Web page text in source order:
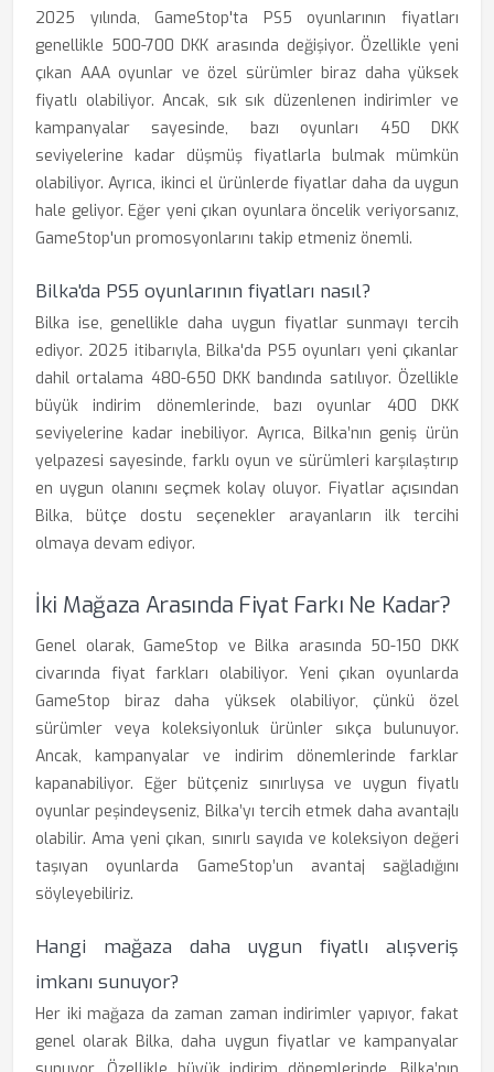
2025 yılında, GameStop'ta PS5 oyunlarının fiyatları
genellikle 500-700 DKK arasında değişiyor. Özellikle yeni
çıkan AAA oyunlar ve özel sürümler biraz daha yüksek
fiyatlı olabiliyor. Ancak, sık sık düzenlenen indirimler ve
kampanyalar sayesinde, bazı oyunları 450 DKK
seviyelerine kadar düşmüş fiyatlarla bulmak mümkün
olabiliyor. Ayrıca, ikinci el ürünlerde fiyatlar daha da uygun
hale geliyor. Eğer yeni çıkan oyunlara öncelik veriyorsanız,
GameStop'un promosyonlarını takip etmeniz önemli.
Bilka'da PS5 oyunlarının fiyatları nasıl?
Bilka ise, genellikle daha uygun fiyatlar sunmayı tercih
ediyor. 2025 itibarıyla, Bilka'da PS5 oyunları yeni çıkanlar
dahil ortalama 480-650 DKK bandında satılıyor. Özellikle
büyük indirim dönemlerinde, bazı oyunlar 400 DKK
seviyelerine kadar inebiliyor. Ayrıca, Bilka’nın geniş ürün
yelpazesi sayesinde, farklı oyun ve sürümleri karşılaştırıp
en uygun olanını seçmek kolay oluyor. Fiyatlar açısından
Bilka, bütçe dostu seçenekler arayanların ilk tercihi
olmaya devam ediyor.
İki Mağaza Arasında Fiyat Farkı Ne Kadar?
Genel olarak, GameStop ve Bilka arasında 50-150 DKK
civarında fiyat farkları olabiliyor. Yeni çıkan oyunlarda
GameStop biraz daha yüksek olabiliyor, çünkü özel
sürümler veya koleksiyonluk ürünler sıkça bulunuyor.
Ancak, kampanyalar ve indirim dönemlerinde farklar
kapanabiliyor. Eğer bütçeniz sınırlıysa ve uygun fiyatlı
oyunlar peşindeyseniz, Bilka’yı tercih etmek daha avantajlı
olabilir. Ama yeni çıkan, sınırlı sayıda ve koleksiyon değeri
taşıyan oyunlarda GameStop’un avantaj sağladığını
söyleyebiliriz.
Hangi mağaza daha uygun fiyatlı alışveriş
imkanı sunuyor?
Her iki mağaza da zaman zaman indirimler yapıyor, fakat
genel olarak Bilka, daha uygun fiyatlar ve kampanyalar